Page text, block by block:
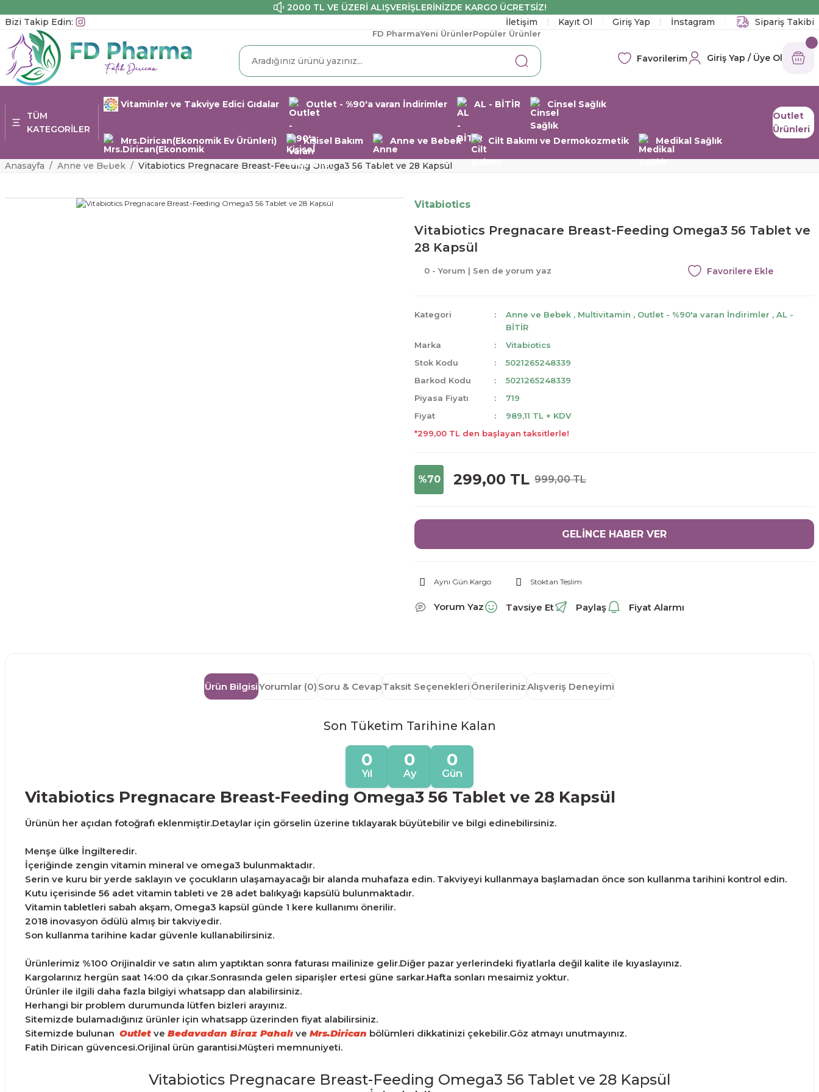
2000 TL VE ÜZERİ ALIŞVERİŞLERİNİZDE KARGO ÜCRETSİZ!
Bizi Takip Edin:
İletişim Kayıt Ol Giriş Yap İnstagram Sipariş Takibi
FD PharmaYeni ÜrünlerPopüler Ürünler
Favorilerim Giriş Yap / Üye Ol
TÜM
KATEGORİLER
Vitaminler ve Takviye Edici Gıdalar Outlet - %90'a varan İndirimler AL - BİTİR Cinsel Sağlık
Mrs.Dirican(Ekonomik Ev Ürünleri) Kişisel Bakım Anne ve Bebek Cilt Bakımı ve Dermokozmetik Medikal Sağlık
Outlet
Ürünleri
Anasayfa Anne ve Bebek Vitabiotics Pregnacare Breast-Feeding Omega3 56 Tablet ve 28 Kapsül
Vitabiotics
Vitabiotics Pregnacare Breast-Feeding Omega3 56 Tablet ve
28 Kapsül
0 - Yorum | Sen de yorum yaz
Kategori Anne ve Bebek , Multivitamin , Outlet - %90'a varan İndirimler ,AL -
BİTİR
Marka
Vitabiotics
Stok Kodu
5021265248339
Barkod Kodu
5021265248339
Piyasa Fiyatı
719
Fiyat
989,11 TL + KDV
*299,00 TL den başlayan taksitlerle!
%70 299,00 TL 999,00 TL
GELİNCE HABER VER
Aynı Gün Kargo Stoktan Teslim
Yorum Yaz Tavsiye Et Paylaş Fiyat Alarmı
Ürün BilgisiYorumlar (0) Soru & CevapTaksit Seçenekleri ÖnerilerinizAlışveriş Deneyimi
Son Tüketim Tarihine Kalan
0
Yıl
0
Ay
0
Gün
Vitabiotics Pregnacare Breast-Feeding Omega3 56 Tablet ve 28 Kapsül
Ürünün her açıdan fotoğrafı eklenmiştir.Detaylar için görselin üzerine tıklayarak büyütebilir ve bilgi edinebilirsiniz.
Menşe ülke İngilteredir.
İçeriğinde zengin vitamin mineral ve omega3 bulunmaktadır.
Serin ve kuru bir yerde saklayın ve çocukların ulaşamayacağı bir alanda muhafaza edin. Takviyeyi kullanmaya başlamadan önce son kullanma tarihini kontrol edin.
Kutu içerisinde 56 adet vitamin tableti ve 28 adet balıkyağı kapsülü bulunmaktadır.
Vitamin tabletleri sabah akşam, Omega3 kapsül günde 1 kere kullanımı önerilir.
2018 inovasyon ödülü almış bir takviyedir.
Son kullanma tarihine kadar güvenle kullanabilirsiniz.
Ürünlerimiz %100 Orijinaldir ve satın alım yaptıktan sonra faturası mailinize gelir.Diğer pazar yerlerindeki fiyatlarla değil kalite ile kıyaslayınız.
Kargolarınız hergün saat 14:00 da çıkar.Sonrasında gelen siparişler ertesi güne sarkar.Hafta sonları mesaimiz yoktur.
Ürünler ile ilgili daha fazla bilgiyi whatsapp dan alabilirsiniz.
Herhangi bir problem durumunda lütfen bizleri arayınız.
Sitemizde bulamadığınız ürünler için whatsapp üzerinden fiyat alabilirsiniz.
Sitemizde bulunan Outlet ve Bedavadan Biraz Pahalı ve Mrs.Dirican bölümleri dikkatinizi çekebilir.Göz atmayı unutmayınız.
Fatih Dirican güvencesi.Orijinal ürün garantisi.Müşteri memnuniyeti.
Vitabiotics Pregnacare Breast-Feeding Omega3 56 Tablet ve 28 Kapsül